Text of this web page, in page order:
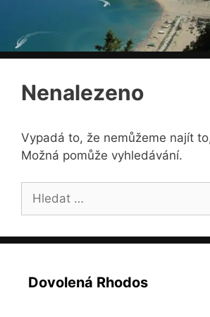
Nenalezeno
Vypadá to, že nemůžeme najít
Možná pomůže vyhledávání.
Hledat:
Dovolená Rhodos